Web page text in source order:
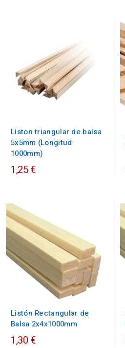
Liston triangular de balsa
5x5mm (Longitud
1000mm)
1,25 €
Listón Rectangular de
Balsa 2x4x1000mm
1,30 €